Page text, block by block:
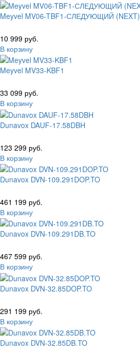
Meyvel MV06-TBF1-СЛЕДУЮЩИЙ (NEXT)
10 999 руб.
В корзину
Meyvel MV33-KBF1
33 099 руб.
В корзину
Dunavox DAUF-17.58DBH
123 299 руб.
В корзину
Dunavox DVN-109.291DOP.TO
461 199 руб.
В корзину
Dunavox DVN-109.291DB.TO
467 599 руб.
В корзину
Dunavox DVN-32.85DOP.TO
291 199 руб.
В корзину
Dunavox DVN-32.85DB.TO